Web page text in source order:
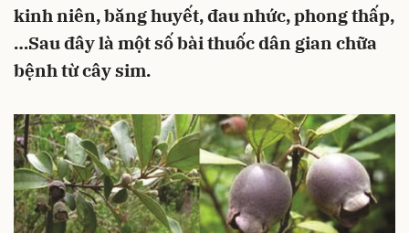
kinh niên, băng huyết, đau nhức, phong thấp,
…Sau đây là một số bài thuốc dân gian chữa
bệnh từ cây sim.